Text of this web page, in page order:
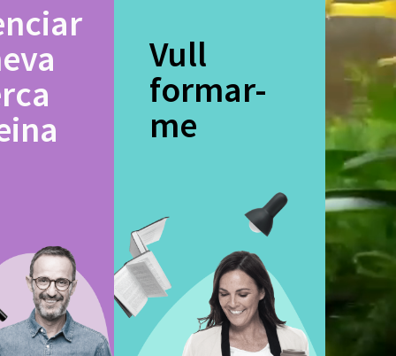
Vull
formar-
me